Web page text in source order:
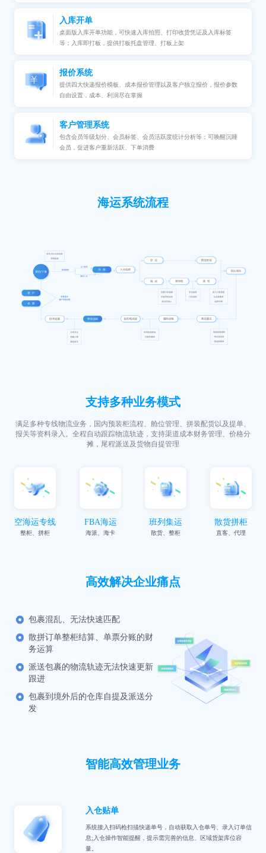
入库开单
桌面版入库开单功能，可快速入库拍照、打印收货凭证及入库标签
等；入库即打板，提供打板托盘管理、打板上架
报价系统
提供四大快递报价模板、成本报价管理以及客户独立报价，报价参数
自由设置，成本、利润尽在掌握
客户管理系统
包含会员等级划分、会员标签、会员活跃度统计分析等；可唤醒沉睡
会员，促进客户重新活跃、下单消费
海运系统流程
支持多种业务模式
满足多种专线物流业务，国内预装柜流程、舱位管理、拼装配货以及提单、
报关等资料录入。全程自动跟踪物流轨迹，支持渠道成本财务管理、价格分
摊，尾程派送及货物自提管理
空海运专线
整柜、拼柜
FBA海运
海派、海卡
班列集运
散货、整柜
散货拼柜
直客、代理
高效解决企业痛点
包裹混乱、无法快速匹配
散拼订单整柜结算、单票分账的财
务运算
派送包裹的物流轨迹无法快速更新
跟进
包裹到境外后的仓库自提及派送分
发
智能高效管理业务
入仓贴单
系统接入扫码枪扫描快递单号，自动获取入仓单号、录入订单信
息;入仓操作智能提醒，提示需完善的信息、区域货架库位容
量。